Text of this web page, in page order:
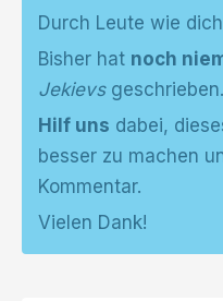
Durch Leute wie
Bisher hat noch
Jekievsgeschrieben.
Hilf uns dabei,
besser zu machen
Kommentar.
Vielen Dank!